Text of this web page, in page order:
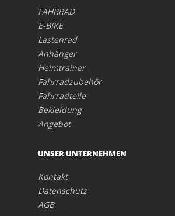
FAHRRAD
E-BIKE
Lastenrad
Anhänger
Heimtrainer
Fahrradzubehör
Fahrradteile
Bekleidung
Angebot
UNSER UNTERNEHMEN
Kontakt
Datenschutz
AGB